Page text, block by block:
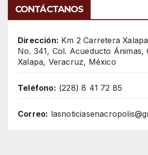
CONTÁCTANOS
Dirección: Km 2 Carretera
No. 341, Col. Acueducto Ánimas,
Xalapa, Veracruz, México
Teléfono: (228) 8 41 72 85
Correo: